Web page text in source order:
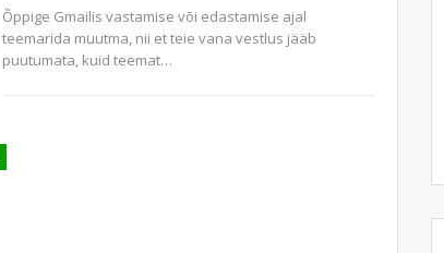
Õppige Gmailis vastamise või edastamise ajal
teemarida muutma, nii et teie vana vestlus jääb
puutumata, kuid teemat…